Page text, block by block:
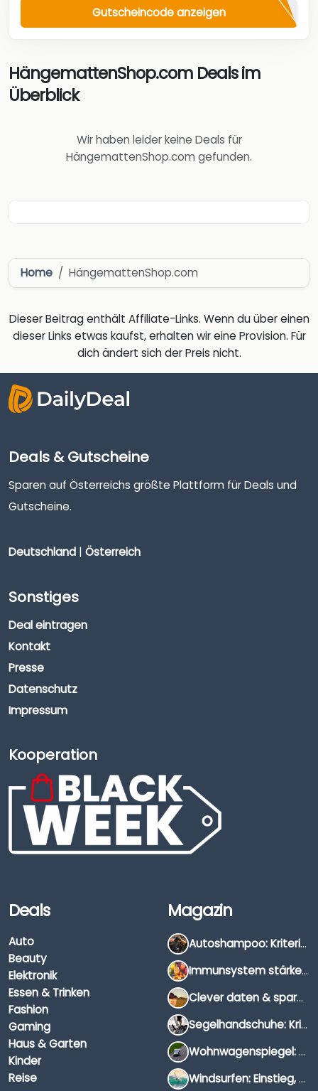
Gutscheincode anzeigen
HängemattenShop.com Deals im
Überblick
Wir haben leider keine Deals für
HängemattenShop.com gefunden.
Home HängemattenShop.com
Dieser Beitrag enthält Affiliate-Links. Wenn du über einen
dieser Links etwas kaufst, erhalten wir eine Provision. Für
dich ändert sich der Preis nicht.
Deals & Gutscheine
Sparen auf Österreichs größte Plattform für Deals und
Gutscheine.
Deutschland | Österreich
Sonstiges
Deal eintragen
Kontakt
Presse
Datenschutz
Impressum
Kooperation
Deals
Auto
Beauty
Elektronik
Essen & Trinken
Fashion
Gaming
Haus & Garten
Kinder
Reise
Magazin
Autoshampoo: Kriterien, Unterschiede & Anwendung
Immunsystem stärken: Hausmittel, Vitamine & Wissenswertes
Clever daten & sparen: So findest du die besten Deals für Dates und Unternehmungen
Segelhandschuhe: Kriterien, Materialien & Tipps
Wohnwagenspiegel: Auswahl, Preise & Montage
Windsurfen: Einstieg, Ausrüstung & Tipps